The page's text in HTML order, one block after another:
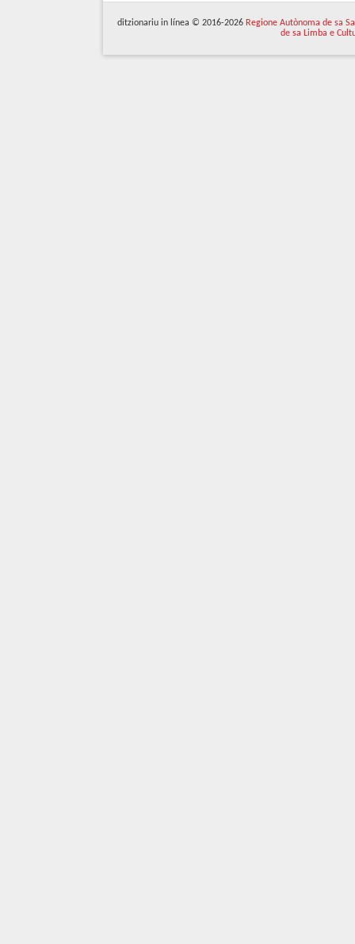
ditzionariu in línea © 2016-2026 Regione Autònoma de sa
de sa Limba e